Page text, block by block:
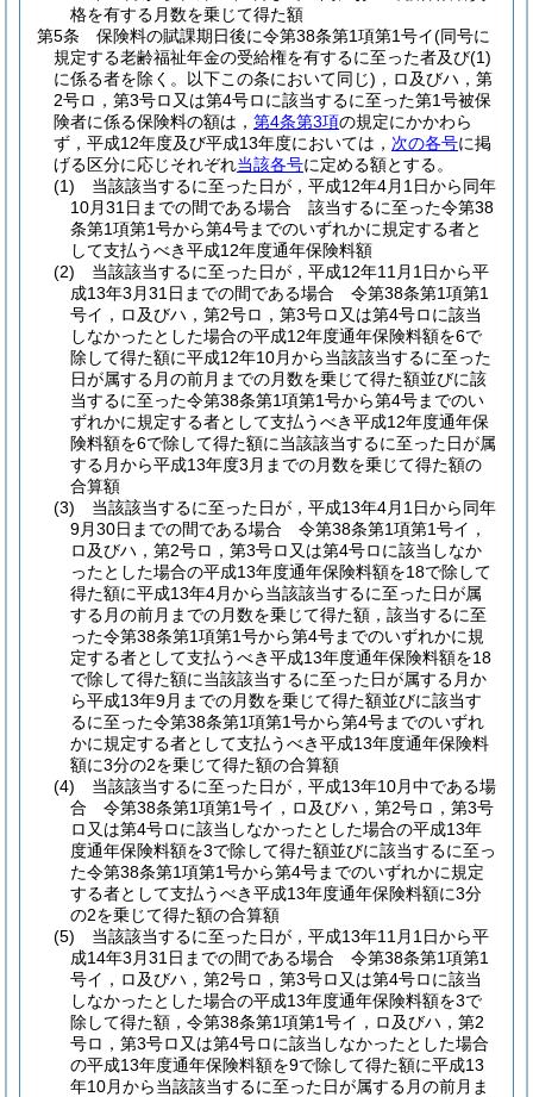
格を有する月数を乗じて得た額
第5条
保険料の賦課期日後に令第38条第1項第1号イ(同号に
規定する老齢福祉年金の受給権を有するに至った者及び(1)
に係る者を除く。以下この条において同じ) ，ロ及びハ，第
2号ロ，第3号ロ又は第4号ロに該当するに至った第1号被保
険者に係る保険料の額は， 第4条第3項の規定にかかわら
ず，平成12年度及び平成13年度においては， 次の各号に掲
げる区分に応じそれぞれ当該各号に定める額とする。
(1)
当該該当するに至った日が，平成12年4月1日から同年
10月31日までの間である場合 該当するに至った令第38
条第1項第1号から第4号までのいずれかに規定する者と
して支払うべき平成12年度通年保険料額
(2)
当該該当するに至った日が，平成12年11月1日から平
成13年3月31日までの間である場合 令第38条第1項第1
号イ，ロ及びハ，第2号ロ，第3号ロ又は第4号ロに該当
しなかったとした場合の平成12年度通年保険料額を6で
除して得た額に平成12年10月から当該該当するに至った
日が属する月の前月までの月数を乗じて得た額並びに該
当するに至った令第38条第1項第1号から第4号までのい
ずれかに規定する者として支払うべき平成12年度通年保
険料額を6で除して得た額に当該該当するに至った日が属
する月から平成13年度3月までの月数を乗じて得た額の
合算額
(3)
当該該当するに至った日が，平成13年4月1日から同年
9月30日までの間である場合 令第38条第1項第1号イ，
ロ及びハ，第2号ロ，第3号ロ又は第4号ロに該当しなか
ったとした場合の平成13年度通年保険料額を18で除して
得た額に平成13年4月から当該該当するに至った日が属
する月の前月までの月数を乗じて得た額，該当するに至
った令第38条第1項第1号から第4号までのいずれかに規
定する者として支払うべき平成13年度通年保険料額を18
で除して得た額に当該該当するに至った日が属する月か
ら平成13年9月までの月数を乗じて得た額並びに該当す
るに至った令第38条第1項第1号から第4号までのいずれ
かに規定する者として支払うべき平成13年度通年保険料
額に3分の2を乗じて得た額の合算額
(4)
当該該当するに至った日が，平成13年10月中である場
合 令第38条第1項第1号イ，ロ及びハ，第2号ロ，第3号
ロ又は第4号ロに該当しなかったとした場合の平成13年
度通年保険料額を3で除して得た額並びに該当するに至っ
た令第38条第1項第1号から第4号までのいずれかに規定
する者として支払うべき平成13年度通年保険料額に3分
の2を乗じて得た額の合算額
(5)
当該該当するに至った日が，平成13年11月1日から平
成14年3月31日までの間である場合 令第38条第1項第1
号イ，ロ及びハ，第2号ロ，第3号ロ又は第4号ロに該当
しなかったとした場合の平成13年度通年保険料額を3で
除して得た額，令第38条第1項第1号イ，ロ及びハ，第2
号ロ，第3号ロ又は第4号ロに該当しなかったとした場合
の平成13年度通年保険料額を9で除して得た額に平成13
年10月から当該該当するに至った日が属する月の前月ま